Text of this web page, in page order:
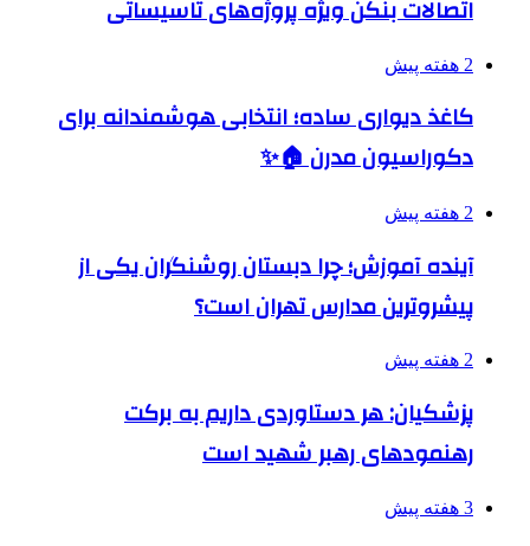
اتصالات بنکن ویژه پروژه‌های تاسیساتی
2 هفته پیش
کاغذ دیواری ساده؛ انتخابی هوشمندانه برای
دکوراسیون مدرن 🏠✨
2 هفته پیش
آینده آموزش؛ چرا دبستان روشنگران یکی از
پیشروترین مدارس تهران است؟
2 هفته پیش
پزشکیان: هر دستاوردی داریم به برکت
رهنمودهای رهبر شهید است
3 هفته پیش